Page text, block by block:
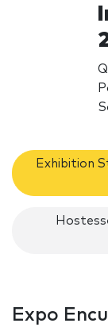
Exhibition
Expo